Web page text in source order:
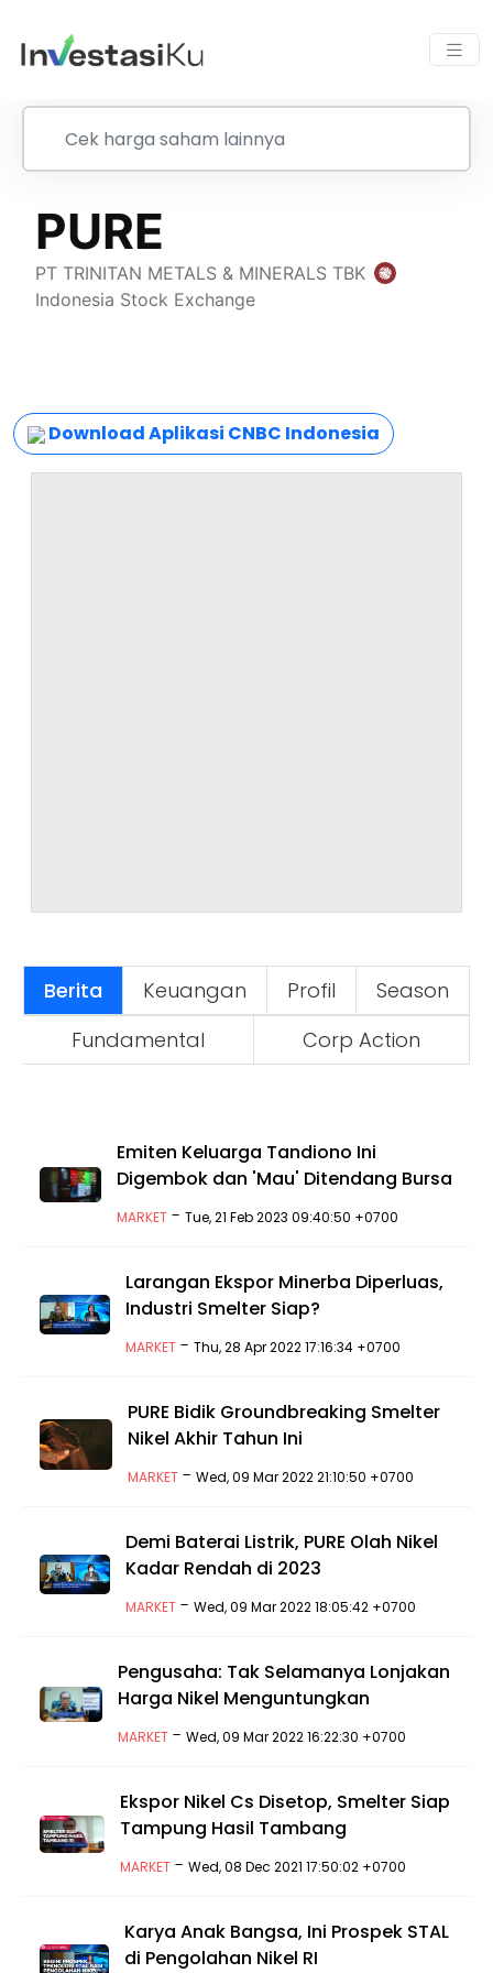
Download Aplikasi CNBC Indonesia
Berita Keuangan Profil
Season
Fundamental
Corp Action
Emiten Keluarga Tandiono Ini
Digembok dan 'Mau' Ditendang Bursa
MARKET -Tue, 21 Feb 2023 09:40:50 +0700
Larangan Ekspor Minerba Diperluas,
Industri Smelter Siap?
MARKET- Thu, 28 Apr 2022 17:16:34 +0700
PURE Bidik Groundbreaking Smelter
Nikel Akhir Tahun Ini
MARKET -Wed, 09 Mar 2022 21:10:50 +0700
Demi Baterai Listrik, PURE Olah Nikel
Kadar Rendah di 2023
MARKET- Wed, 09 Mar 2022 18:05:42 +0700
Pengusaha: Tak Selamanya Lonjakan
Harga Nikel Menguntungkan
MARKET -Wed, 09 Mar 2022 16:22:30 +0700
Ekspor Nikel Cs Disetop, Smelter Siap
Tampung Hasil Tambang
MARKET -Wed, 08 Dec 2021 17:50:02 +0700
Karya Anak Bangsa, Ini Prospek STAL
di Pengolahan Nikel RI